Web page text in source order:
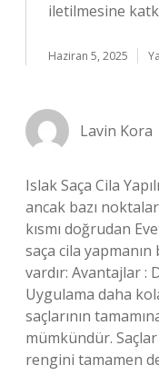
iletilmesine
Haziran 5, 2025
Lavin Kora
Islak Saça Cila
ancak bazı
kısmı doğrudan
saça cila yapmanın
vardır: Avantajlar :
Uygulama daha
saçlarının
mümkündür.
rengini tamamen